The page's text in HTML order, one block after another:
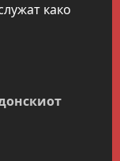
како